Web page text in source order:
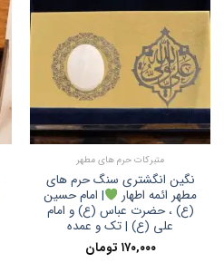
متبرکات حرم های مطهر
نگین انگشتری سنگ حرم های
مطهر ائمه اطهار
| امام حسین
(ع) ، حضرت عباس (ع) و امام
علی (ع) | تک و عمده
۱۷۰,۰۰۰ تومان